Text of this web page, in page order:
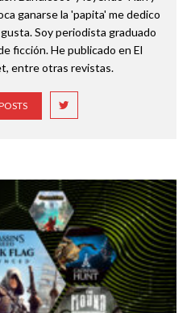
ganarse la 'papita' me dedico
Soy periodista graduado
ficción. He publicado en El
entre otras revistas.